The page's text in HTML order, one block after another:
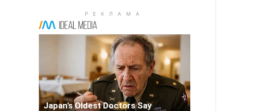
Japan's Oldest Doctors Say